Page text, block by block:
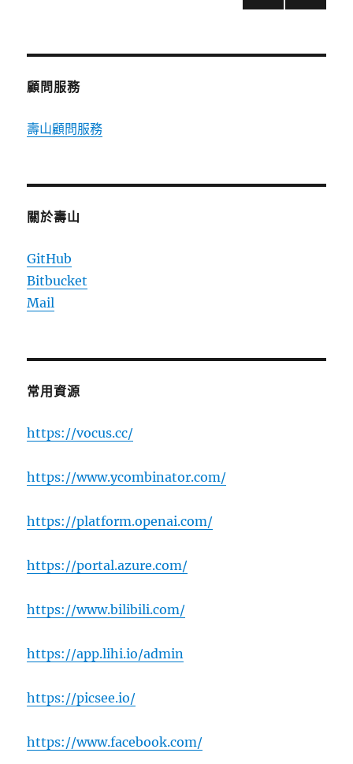
分
顧問服務
壽山顧問服務
關於壽山
GitHub
Bitbucket
Mail
常用資源
https://vocus.cc/
https://www.ycombinator.com/
https://platform.openai.com/
https://portal.azure.com/
https://www.bilibili.com/
https://app.lihi.io/admin
https://picsee.io/
https://www.facebook.com/